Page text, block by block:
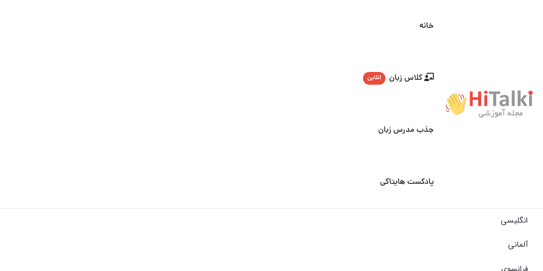
خانه
کلاس زبان آنلاین
جذب مدرس زبان
پادکست هایتاکی
انگلیسی
آلمانی